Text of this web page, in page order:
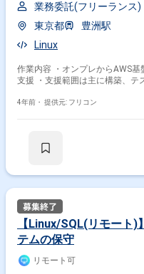
業務委託(フリーランス)
東京都
豊洲駅
Linux
作業内容 ・オンプレからAWS
支援 ・支援範囲は主に構築、
4年前・ 提供元: フリコン
【Linux/SQL(リモート
テムの保守
リモート可